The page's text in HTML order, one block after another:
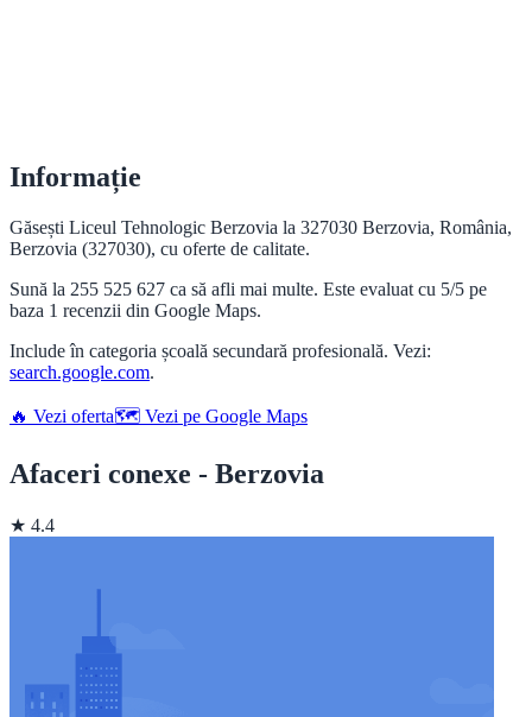
Informație
Găsești Liceul Tehnologic Berzovia la 327030 Berzovia, România,
Berzovia (327030), cu oferte de calitate.
Sună la 255 525 627 ca să afli mai multe. Este evaluat cu 5/5 pe
baza 1 recenzii din Google Maps.
Include în categoria școală secundară profesională. Vezi:
search.google.com.
🔥 Vezi oferta🗺️ Vezi pe Google Maps
Afaceri conexe - Berzovia
★ 4.4